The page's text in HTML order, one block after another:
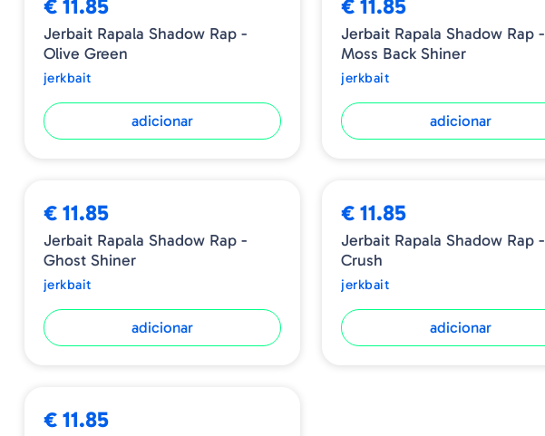
€ 11.85
Jerbait Rapala Shadow Rap -
Olive Green
jerkbait
adicionar
€ 11.85
Jerbait Rapala Shadow Rap -
Moss Back Shiner
jerkbait
adicionar
€ 11.85
Jerbait Rapala Shadow Rap -
Ghost Shiner
jerkbait
adicionar
€ 11.85
Jerbait Rapala Shadow Rap -
Crush
jerkbait
adicionar
€ 11.85